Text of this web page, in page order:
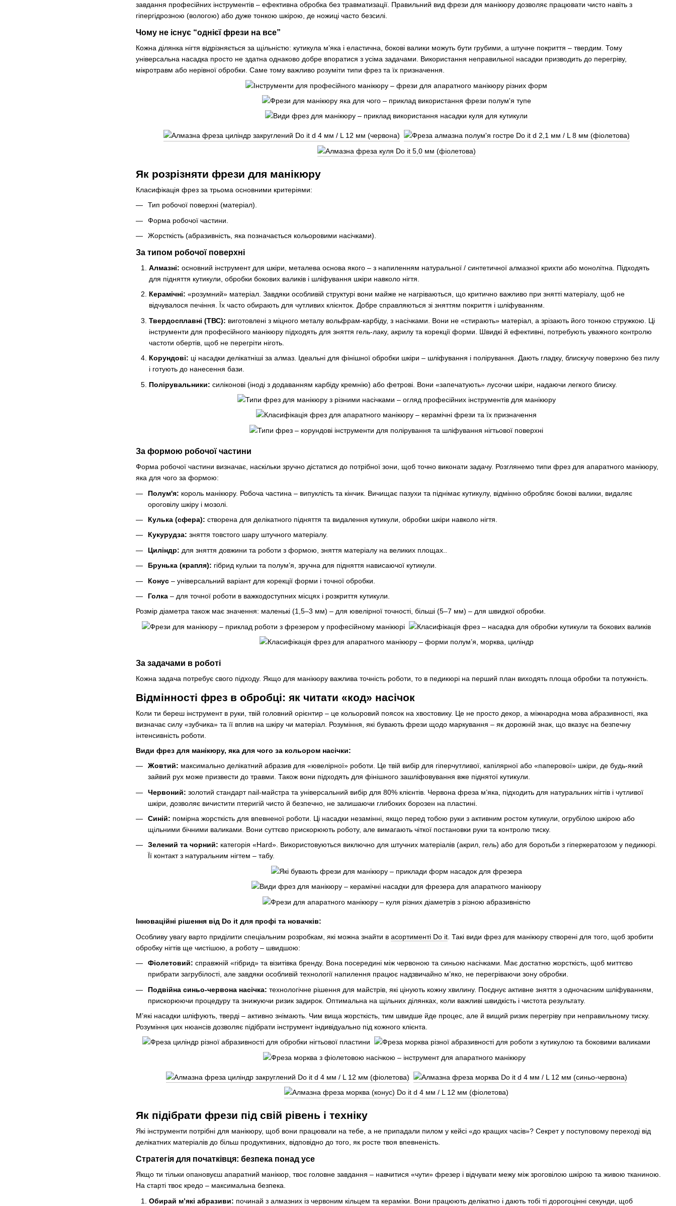
завдання професійних інструментів – ефективна обробка без травматизації. Правильний вид фрези для манікюру дозволяє працювати чисто навіть з
гіпергідрозною (вологою) або дуже тонкою шкірою, де ножиці часто безсилі.
Чому не існує “однієї фрези на все”
Кожна ділянка нігтя відрізняється за щільністю: кутикула м’яка і еластична, бокові валики можуть бути грубими, а штучне покриття – твердим. Тому
універсальна насадка просто не здатна однаково добре впоратися з усіма задачами. Використання неправильної насадки призводить до перегріву,
мікротравм або нерівної обробки. Саме тому важливо розуміти типи фрез та їх призначення.
Як розрізняти фрези для манікюру
Класифікація фрез за трьома основними критеріями:
Тип робочої поверхні (матеріал).
Форма робочої частини.
Жорсткість (абразивність, яка позначається кольоровими насічками).
За типом робочої поверхні
Алмазні: основний інструмент для шкіри, металева основа якого – з напиленням натуральної / синтетичної алмазної крихти або монолітна. Підходять
для підняття кутикули, обробки бокових валиків і шліфування шкіри навколо нігтя.
Керамічні: «розумний» матеріал. Завдяки особливій структурі вони майже не нагріваються, що критично важливо при знятті матеріалу, щоб не
відчувалося печіння. Їх часто обирають для чутливих клієнток. Добре справляються зі зняттям покриття і шліфуванням.
Твердосплавні (ТВС): виготовлені з міцного металу вольфрам-карбіду, з насічками. Вони не «стирають» матеріал, а зрізають його тонкою стружкою. Ці
інструменти для професійного манікюру підходять для зняття гель-лаку, акрилу та корекції форми. Швидкі й ефективні, потребують уважного контролю
частоти обертів, щоб не перегріти ніготь.
Корундові: ці насадки делікатніші за алмаз. Ідеальні для фінішної обробки шкіри – шліфування і полірування. Дають гладку, блискучу поверхню без пилу
і готують до нанесення бази.
Полірувальники: силіконові (іноді з додаванням карбіду кремнію) або фетрові. Вони «запечатують» лусочки шкіри, надаючи легкого блиску.
За формою робочої частини
Форма робочої частини визначає, наскільки зручно дістатися до потрібної зони, щоб точно виконати задачу. Розглянемо типи фрез для апаратного манікюру,
яка для чого за формою:
Полум'я: король манікюру. Робоча частина – випуклість та кінчик. Вичищає пазухи та піднімає кутикулу, відмінно обробляє бокові валики, видаляє
ороговілу шкіру і мозолі.
Кулька (сфера): створена для делікатного підняття та видалення кутикули, обробки шкіри навколо нігтя.
Кукурудза: зняття товстого шару штучного матеріалу.
Циліндр: для зняття довжини та роботи з формою, зняття матеріалу на великих площах..
Брунька (крапля): гібрид кульки та полум’я, зручна для підняття нависаючої кутикули.
Конус – універсальний варіант для корекції форми і точної обробки.
Голка – для точної роботи в важкодоступних місцях і розкриття кутикули.
Розмір діаметра також має значення: маленькі (1,5–3 мм) – для ювелірної точності, більші (5–7 мм) – для швидкої обробки.
За задачами в роботі
Кожна задача потребує свого підходу. Якщо для манікюру важлива точність роботи, то в педикюрі на перший план виходять площа обробки та потужність.
Відмінності фрез в обробці: як читати «код» насічок
Коли ти береш інструмент в руки, твій головний орієнтир – це кольоровий поясок на хвостовику. Це не просто декор, а міжнародна мова абразивності, яка
визначає силу «зубчика» та її вплив на шкіру чи матеріал. Розуміння, які бувають фрези щодо маркування – як дорожній знак, що вказує на безпечну
інтенсивність роботи.
Види фрез для манікюру, яка для чого за кольором насічки:
Жовтий: максимально делікатний абразив для «ювелірної» роботи. Це твій вибір для гіперчутливої, капілярної або «паперової» шкіри, де будь-який
зайвий рух може призвести до травми. Також вони підходять для фінішного зашліфовування вже піднятої кутикули.
Червоний: золотий стандарт nail-майстра та універсальний вибір для 80% клієнтів. Червона фреза м’яка, підходить для натуральних нігтів і чутливої
шкіри, дозволяє вичистити птеригій чисто й безпечно, не залишаючи глибоких борозен на пластині.
Синій: помірна жорсткість для впевненої роботи. Ці насадки незамінні, якщо перед тобою руки з активним ростом кутикули, огрубілою шкірою або
щільними бічними валиками. Вони суттєво прискорюють роботу, але вимагають чіткої постановки руки та контролю тиску.
Зелений та чорний: категорія «Hard». Використовуються виключно для штучних матеріалів (акрил, гель) або для боротьби з гіперкератозом у педикюрі.
Її контакт з натуральним нігтем – табу.
Інноваційні рішення від Do it для профі та новачків:
Особливу увагу варто приділити спеціальним розробкам, які можна знайти в асортименті Do it . Такі види фрез для манікюру створені для того, щоб зробити
обробку нігтів ще чистішою, а роботу – швидшою:
Фіолетовий: справжній «гібрид» та візитівка бренду. Вона посередині між червоною та синьою насічками. Має достатню жорсткість, щоб миттєво
прибрати загрубілості, але завдяки особливій технології напилення працює надзвичайно м’яко, не перегріваючи зону обробки.
Подвійна синьо-червона насічка: технологічне рішення для майстрів, які цінують кожну хвилину. Поєднує активне зняття з одночасним шліфуванням,
прискорюючи процедуру та знижуючи ризик задирок. Оптимальна на щільних ділянках, коли важливі швидкість і чистота результату.
М’які насадки шліфують, тверді – активно знімають. Чим вища жорсткість, тим швидше йде процес, але й вищий ризик перегріву при неправильному тиску.
Розуміння цих нюансів дозволяє підібрати інструмент індивідуально під кожного клієнта.
Як підібрати фрези під свій рівень і техніку
Які інструменти потрібні для манікюру, щоб вони працювали на тебе, а не припадали пилом у кейсі «до кращих часів»? Секрет у поступовому переході від
делікатних матеріалів до більш продуктивних, відповідно до того, як росте твоя впевненість.
Стратегія для початківця: безпека понад усе
Якщо ти тільки опановуєш апаратний манікюр, твоє головне завдання – навчитися «чути» фрезер і відчувати межу між зроговілою шкірою та живою тканиною.
На старті твоє кредо – максимальна безпека.
Обирай м’які абразиви: починай з алмазних із червоним кільцем та кераміки. Вони працюють делікатно і дають тобі ті дорогоцінні секунди, щоб